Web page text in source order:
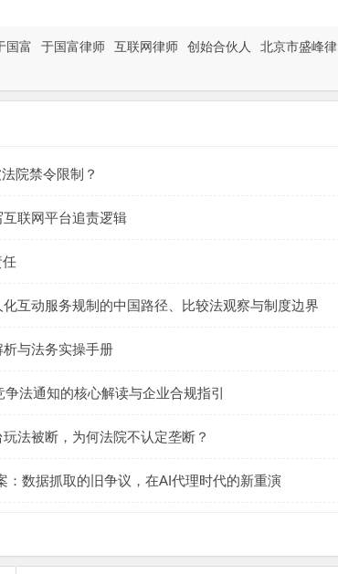
国富 于国富律师 互联网律师 创始合伙人
北京市盛峰律
院禁令限制？
联网平台追责逻辑
任
互动服务规制的中国路径、比较法观察与制度边界
与法务实操手册
法通知的核心解读与企业合规指引
法被断，为何法院不认定垄断？
数据抓取的旧争议，在AI代理时代的新重演